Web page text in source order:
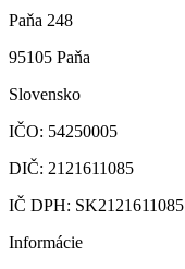
Paňa 248
95105 Paňa
Slovensko
IČO: 54250005
DIČ: 2121611085
IČ DPH: SK2121611085
Informácie